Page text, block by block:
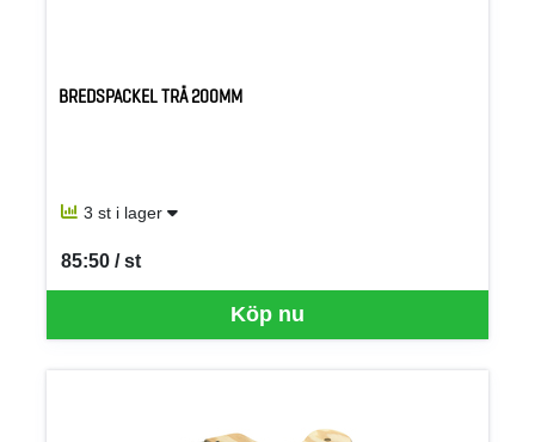
BREDSPACKEL TRÄ 200MM
3 st i lager
Köp nu
85:50 / st
SEK per ST